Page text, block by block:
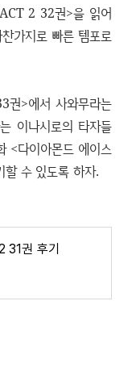
2 32권>을 읽어
가지로 빠른 템포로
>에서 사와무라는
이나시로의 타자들
<다이아몬드 에이스
수 있도록 하자.
31권 후기